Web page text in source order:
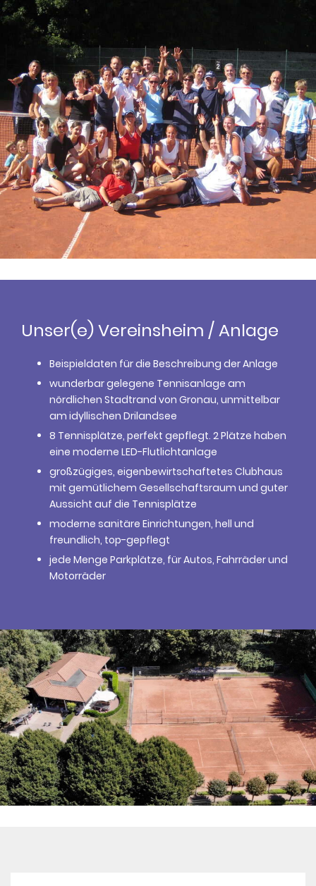
Unser(e) Vereinsheim / Anlage
Beispieldaten für die Beschreibung der Anlage
wunderbar gelegene Tennisanlage am
nördlichen Stadtrand von Gronau, unmittelbar
am idyllischen Drilandsee
8 Tennisplätze, perfekt gepflegt. 2 Plätze haben
eine moderne LED-Flutlichtanlage
großzügiges, eigenbewirtschaftetes Clubhaus
mit gemütlichem Gesellschaftsraum und guter
Aussicht auf die Tennisplätze
moderne sanitäre Einrichtungen, hell und
freundlich, top-gepflegt
jede Menge Parkplätze, für Autos, Fahrräder und
Motorräder